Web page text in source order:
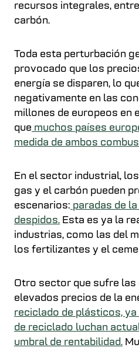
recursos integrales,
carbón.
Toda esta perturbación
provocado que los
energía se disparen, lo
negativamente en las
millones de europeos en
que muchos países
medida de ambos
En el sector industrial,
gas y el carbón pueden
escenarios: paradas de
despidos. Esta es ya la
industrias, como las del
los fertilizantes y el
Otro sector que sufre
elevados precios de la
reciclado de plásticos,
de reciclado luchan
umbral de rentabilidad.